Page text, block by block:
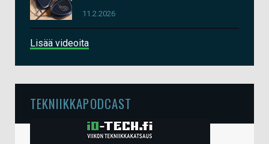
11.2.2026
Lisää videoita
TEKNIIKKAPODCAST